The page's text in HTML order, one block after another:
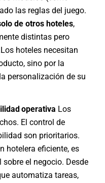
las reglas del juego.
de otros hoteles,
distintas pero
hoteles necesitan
sino por la
personalización de su
operativa Los
El control de
son prioritarios.
hotelera eficiente, es
el negocio. Desde
automatiza tareas,